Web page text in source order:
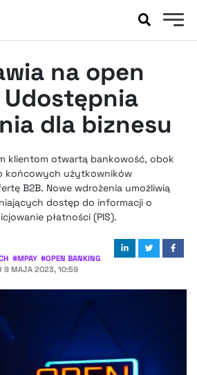
na open
dla biznesu
klientom otwartą bankowość, obok
końcowych użytkowników
B2B. Nowe wdrożenia umożliwią
dostęp do informacji o
płatności (PIS).
#MPAY #OPEN BANKING
9 MAJA 2023, 10:59